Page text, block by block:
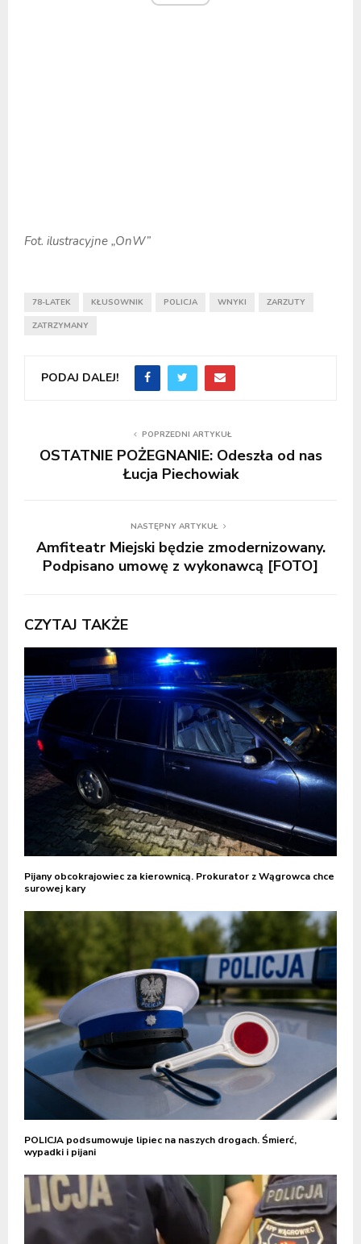
Fot. ilustracyjne „OnW”
78-LATEK KŁUSOWNIK POLICJA WNYKI ZARZUTY
ZATRZYMANY
PODAJ DALEJ!
POPRZEDNI ARTYKUŁ
OSTATNIE POŻEGNANIE: Odeszła od nas
Łucja Piechowiak
NASTĘPNY ARTYKUŁ
Amfiteatr Miejski będzie zmodernizowany.
Podpisano umowę z wykonawcą [FOTO]
CZYTAJ TAKŻE
Pijany obcokrajowiec za kierownicą. Prokurator z Wągrowca chce
surowej kary
POLICJA podsumowuje lipiec na naszych drogach. Śmierć,
wypadki i pijani